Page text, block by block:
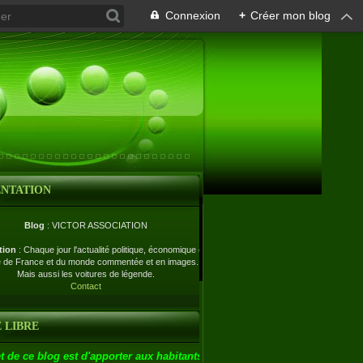
Connexion + Créer mon blog
Blog : VICTOR ASSOCIATION
: Chaque jour l'actualité politique, économique et
de France et du monde commentée et en images.
Mais aussi les voitures de légende.
Contact
LIBRE
de ce blog est d'apporter aux habitants